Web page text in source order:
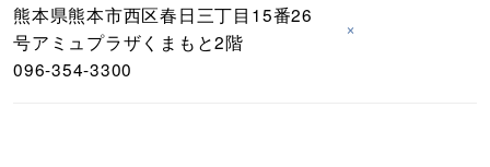
熊本県熊本市西区春日三丁目15番26
号アミュプラザくまもと2階
096-354-3300
×